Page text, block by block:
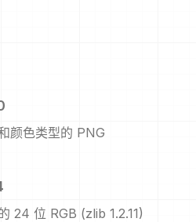
颜色类型的 PNG
24 位 RGB (zlib 1.2.11)